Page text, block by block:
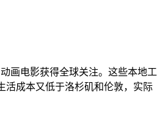
画电影获得全球关注。这些本地工
活成本又低于洛杉矶和伦敦，实际